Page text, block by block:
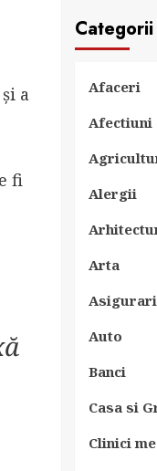
a
fi
Categorii
Afaceri
Afectiuni
Alergii
Arta
Asigurari
Auto
Banci
Casa si
Clinici